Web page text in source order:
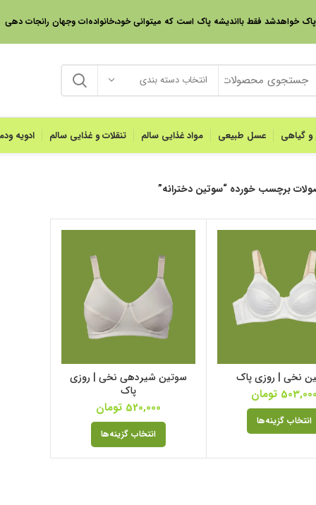
خواهدشد فقط بااندیشه پاک است که میتوانی خود،خانواده‌ات وجهان رانجات دهی
انتخاب دسته بندی
و گیاهی عسل طبیعی مواد غذایی سالم تنقلات و غذایی سالم ادویه
برچسب خورده “سوتین دخترانه”
نخی | روزی پاک
503,000 تومان
انتخاب گزینه‌ها
سوتین شیردهی نخی | روزی
پاک
520,000 تومان
انتخاب گزینه‌ها